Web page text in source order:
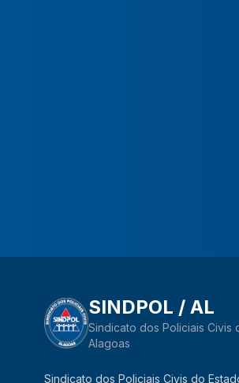
SINDPOL / AL
Sindicato dos Policiais Civis
Alagoas
Sindicato dos Policiais Civis do